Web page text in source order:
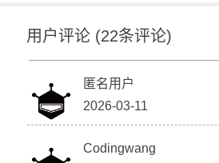
用户评论 (22条评论)
匿名用户
2026-03-11
Codingwang